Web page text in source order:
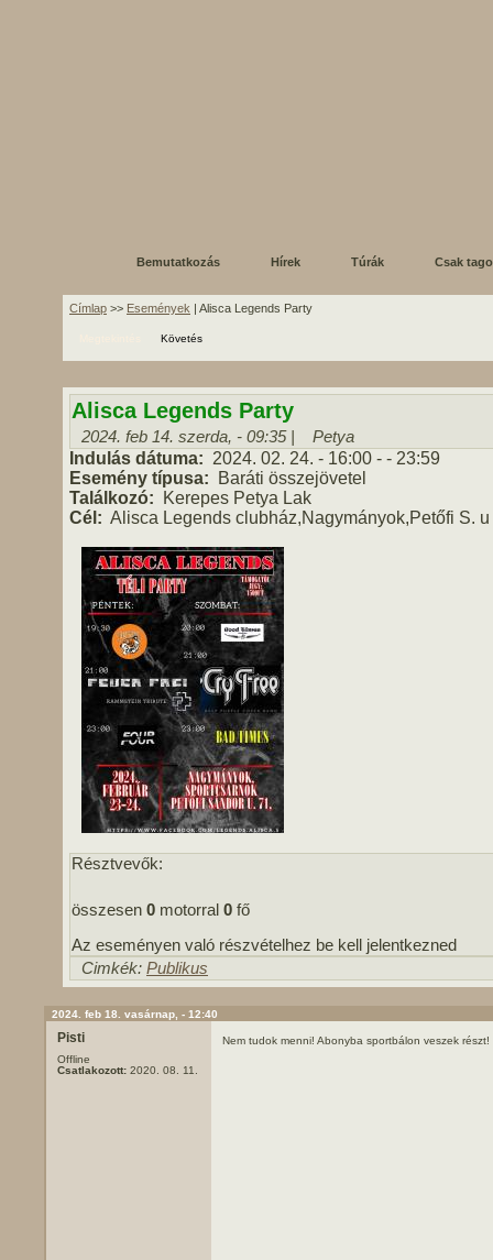
Bemutatkozás Hírek Túrák Csak
Címlap >> Események | Alisca Legends Party
Követés
Alisca Legends Party
2024. feb 14. szerda, - 09:35 | Petya
Indulás dátuma: 2024. 02. 24. - 16:00 - - 23:59
Esemény típusa:
Baráti összejövetel
Találkozó:
Kerepes Petya Lak
Cél: Alisca Legends clubház,Nagymányok,Petőfi S. u
Résztvevők:
összesen 0 motorral 0 fő
Az eseményen való részvételhez be kell jelentkezned
Cimkék: Publikus
2024. feb 18. vasárnap, - 12:40
Pisti
Offline
Csatlakozott: 2020. 08. 11.
Nem tudok menni! Abonyba sportbálon veszek részt!